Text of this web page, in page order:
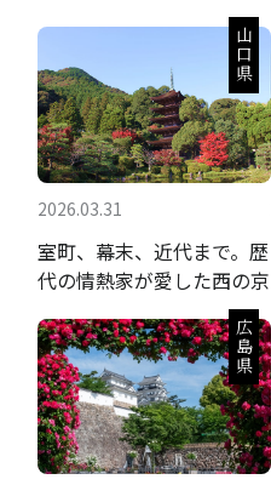
2026.03.31
山口県
室町、幕末、近代まで。歴
代の情熱家が愛した西の京
広島県